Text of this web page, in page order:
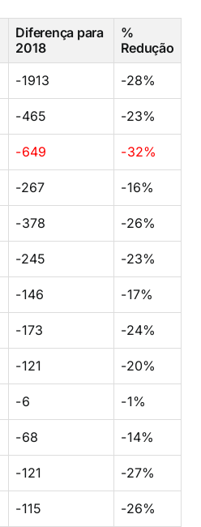
Diferença para
2018
%
Redução
-1913 -28%
-465 -23%
-649 -32%
-267 -16%
-378 -26%
-245 -23%
-146 -17%
-173 -24%
-121 -20%
-6 -1%
-68 -14%
-121 -27%
-115 -26%